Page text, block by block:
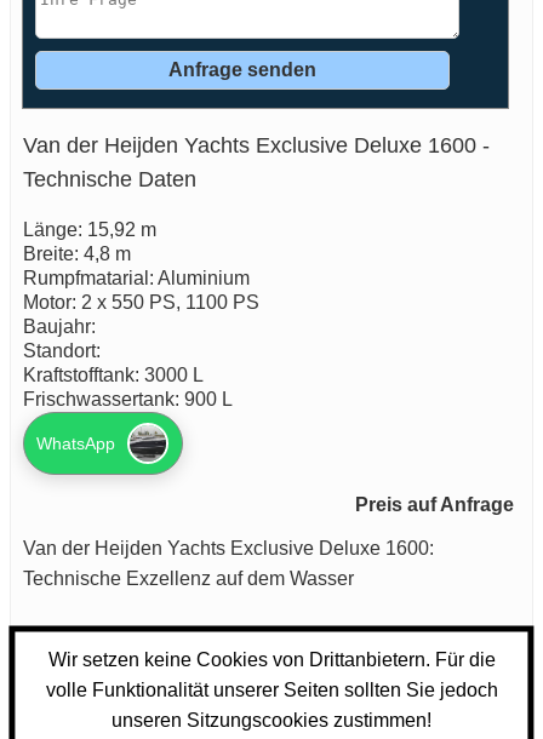
Van der Heijden Yachts Exclusive Deluxe 1600 -
Technische Daten
Länge: 15,92 m
Breite: 4,8 m
Rumpfmatarial: Aluminium
Motor: 2 x 550 PS, 1100 PS
Baujahr:
Standort:
Kraftstofftank: 3000 L
Frischwassertank: 900 L
WhatsApp
Preis auf Anfrage
Van der Heijden Yachts Exclusive Deluxe 1600:
Technische Exzellenz auf dem Wasser
Das Motorboot Van der Heijden Yachts Exclusive Deluxe
1600 steht für präzise Ingenieurskunst und durchdachte
Funktionalität. Dieses Modell wurde für anspruchsvolle
Bootsfahrer konzipiert, die Wert auf Leistung und Effizienz
Wir setzen keine Cookies von Drittanbietern. Für die
volle Funktionalität unserer Seiten sollten Sie jedoch
unseren Sitzungscookies zustimmen!